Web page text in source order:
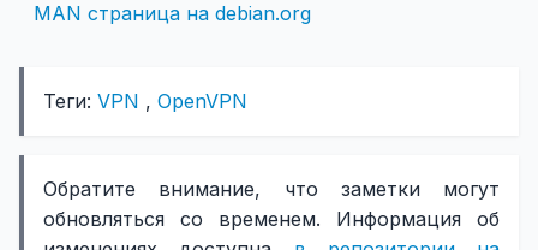
MAN страница на debian.org
Теги: VPN , OpenVPN
Обратите внимание, что заметки могут
обновляться со временем. Информация об